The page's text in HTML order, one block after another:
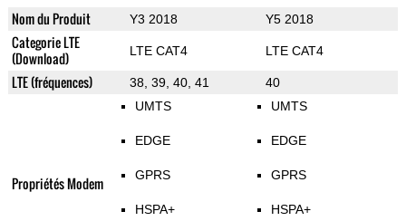
Nom du Produit Y3 2018 Y5 2018
Categorie LTE
(Download)
LTE CAT4 LTE CAT4
LTE (fréquences) 38, 39, 40, 41 40
Propriétés Modem
UMTS
EDGE
GPRS
HSPA+
UMTS
EDGE
GPRS
HSPA+